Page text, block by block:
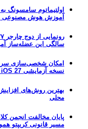
اولتیماتوم سامسونگ
آموزش هوش مصنوعی
سالگی این عضله‌ساز
امکان شخصی‌سازی
نسخه آزمایشی iOS 27 فراهم شد
بهترین روش‌های
محلی
مسیر قانونی کریپتو